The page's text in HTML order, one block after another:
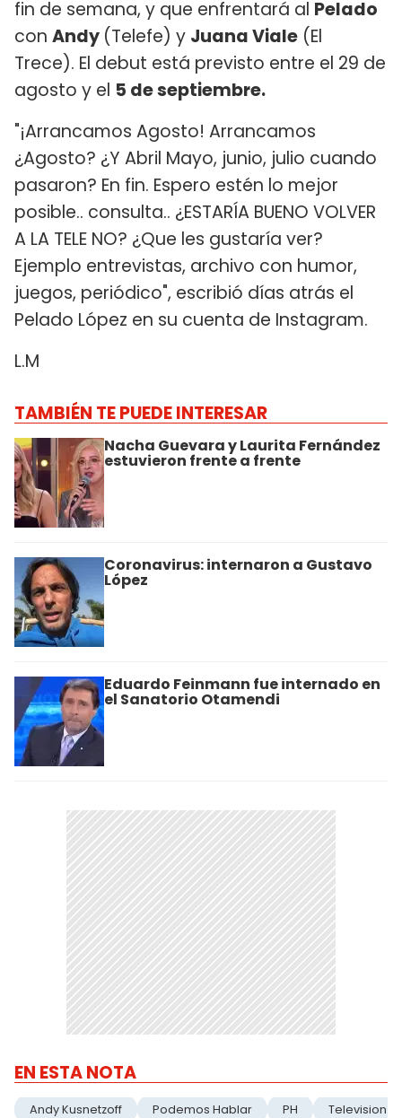
fin de semana, y que enfrentará al Pelado
con Andy (Telefe) y Juana Viale (El
Trece). El debut está previsto entre el 29 de
agosto y el 5 de septiembre.
"¡Arrancamos Agosto! Arrancamos
¿Agosto? ¿Y Abril Mayo, junio, julio cuando
pasaron? En fin. Espero estén lo mejor
posible.. consulta.. ¿ESTARÍA BUENO VOLVER
A LA TELE NO? ¿Que les gustaría ver?
Ejemplo entrevistas, archivo con humor,
juegos, periódico", escribió días atrás el
Pelado López en su cuenta de Instagram.
L.M
TAMBIÉN TE PUEDE INTERESAR
Nacha Guevara y Laurita Fernández
estuvieron frente a frente
Coronavirus: internaron a Gustavo
López
Eduardo Feinmann fue internado en
el Sanatorio Otamendi
EN ESTA NOTA
Andy Kusnetzoff Podemos Hablar PH Television